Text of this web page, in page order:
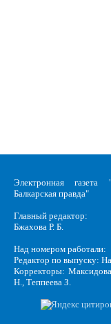
Электронная газета
Балкарская правда"
Главный редактор:
Бжахова Р. Б.
Над номером работали:
Редактор по выпуску:
Корректоры:
Н., Теппеева З.